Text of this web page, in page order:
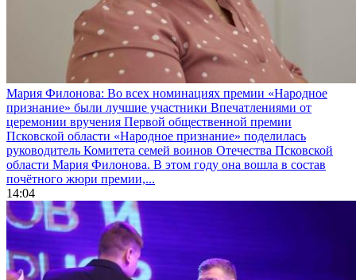
Мария Филонова: Во всех номинациях премии «Народное
признание» были лучшие участники Впечатлениями от
церемонии вручения Первой общественной премии
Псковской области «Народное признание» поделилась
руководитель Комитета семей воинов Отечества Псковской
области Мария Филонова. В этом году она вошла в состав
почётного жюри премии,...
14:04